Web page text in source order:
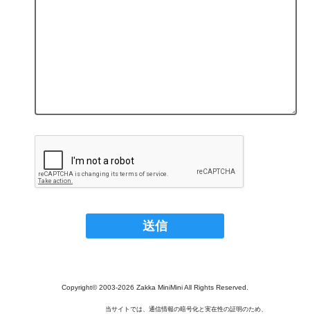
Copyright© 2003‐2026 Zakka MiniMini All Rights Reserved.
当サイトでは、通信情報の暗号化と実在性の証明のため、